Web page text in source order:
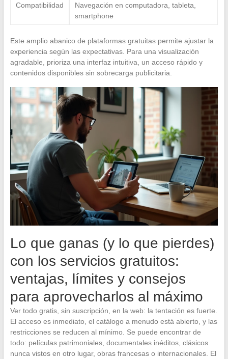
Compatibilidad
Navegación en computadora, tableta,
smartphone
Este amplio abanico de plataformas gratuitas permite ajustar la
experiencia según las expectativas. Para una visualización
agradable, prioriza una interfaz intuitiva, un acceso rápido y
contenidos disponibles sin sobrecarga publicitaria.
Lo que ganas (y lo que pierdes)
con los servicios gratuitos:
ventajas, límites y consejos
para aprovecharlos al máximo
Ver todo gratis, sin suscripción, en la web: la tentación es fuerte.
El acceso es inmediato, el catálogo a menudo está abierto, y las
restricciones se reducen al mínimo. Se puede encontrar de
todo: películas patrimoniales, documentales inéditos, clásicos
nunca vistos en otro lugar, obras francesas o internacionales. El